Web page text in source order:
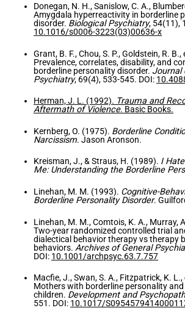
Donegan, N. H., Sanislow, C. A.,
Amygdala hyperreactivity in borderline
disorder. Biological Psychiatry, 54(11),
10.1016/s0006-3223(03)00636-x
Grant, B. F., Chou, S. P., Goldstein, R.
Prevalence, correlates, disability, and
borderline personality disorder. Journal
Psychiatry, 69(4), 533-545. DOI:
Herman, J. L. (1992). Trauma and
Aftermath of Violence. Basic Books.
Kernberg, O. (1975). Borderline
Narcissism. Jason Aronson.
Kreisman, J., & Straus, H. (1989). I
Me: Understanding the Borderline
Linehan, M. M. (1993). Cognitive-
Borderline Personality Disorder.
Linehan, M. M., Comtois, K. A., Murray,
Two-year randomized controlled trial
dialectical behavior therapy vs therapy
behaviors. Archives of General
DOI: 10.1001/archpsyc.63.7.757
Macfie, J., Swan, S. A., Fitzpatrick, K.
Mothers with borderline personality
children. Development and
551. DOI: 10.1017/